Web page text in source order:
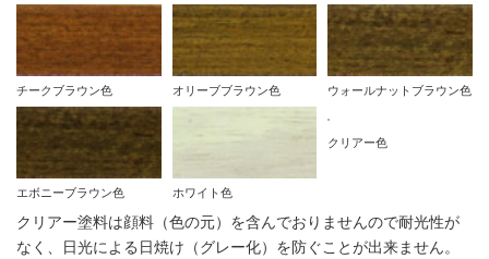
チークブラウン色 オリーブブラウン色 ウォールナットブラウン色
エボニーブラウン色 ホワイト色
クリアー色
クリアー塗料は顔料（色の元）を含んでおりませんので耐光性が
なく、日光による日焼け（グレー化）を防ぐことが出来ません。